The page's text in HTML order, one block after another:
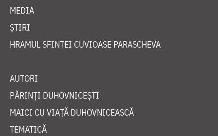
MEDIA
ȘTIRI
HRAMUL SFINTEI CUVIOASE PARASCHEVA
AUTORI
PĂRINȚI DUHOVNICEȘTI
MAICI CU VIAȚĂ DUHOVNICEASCĂ
TEMATICĂ